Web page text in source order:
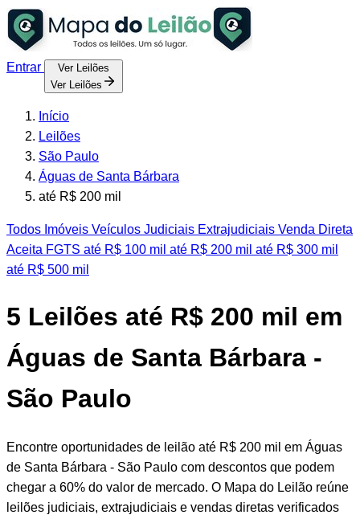
Entrar
Ver Leilões
Ver Leilões
Início
Leilões
São Paulo
Águas de Santa Bárbara
até R$ 200 mil
Todos Imóveis Veículos Judiciais Extrajudiciais Venda Direta
Aceita FGTS até R$ 100 mil até R$ 200 mil até R$ 300 mil
até R$ 500 mil
5 Leilões até R$ 200 mil em
Águas de Santa Bárbara -
São Paulo
Encontre oportunidades de leilão até R$ 200 mil em Águas
de Santa Bárbara - São Paulo com descontos que podem
chegar a 60% do valor de mercado. O Mapa do Leilão reúne
leilões judiciais, extrajudiciais e vendas diretas verificados